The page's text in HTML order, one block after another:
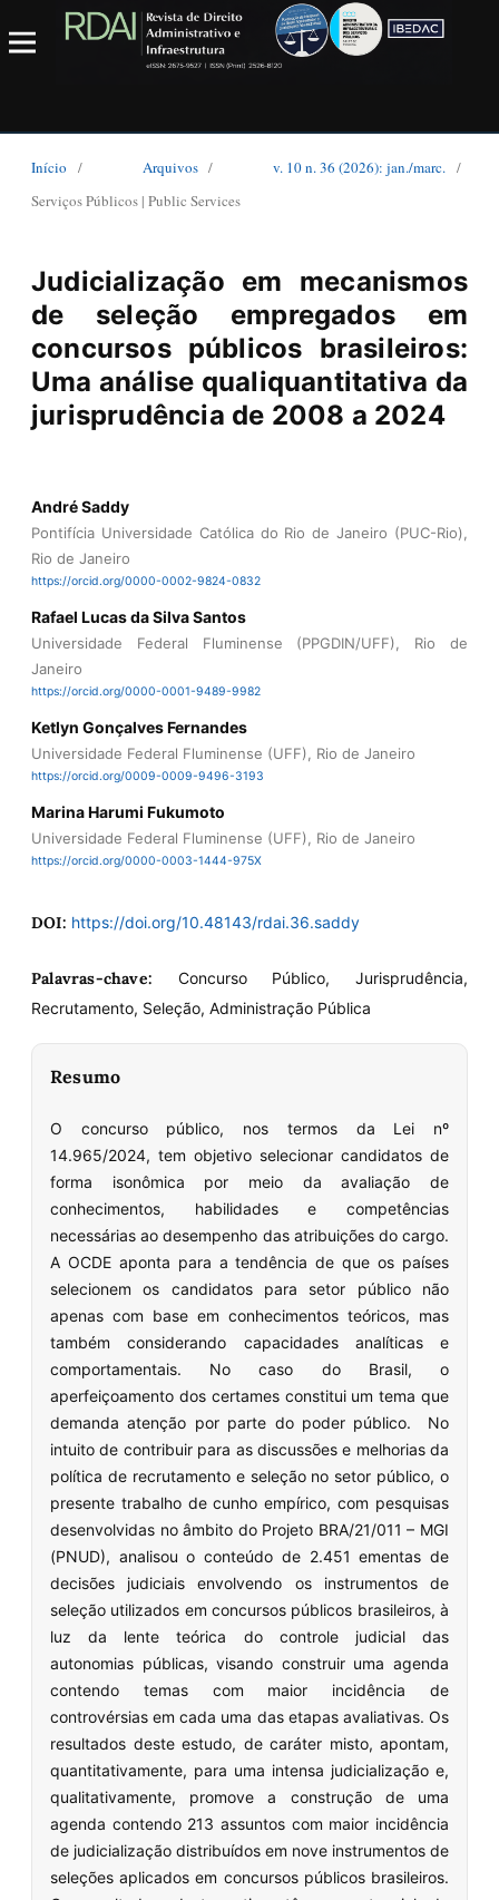
Início / Arquivos / v. 10 n. 36 (2026): jan./marc. /
Serviços Públicos | Public Services
Judicialização em mecanismos
de seleção empregados em
concursos públicos brasileiros:
Uma análise qualiquantitativa da
jurisprudência de 2008 a 2024
André Saddy
Pontifícia Universidade Católica do Rio de Janeiro (PUC-Rio),
Rio de Janeiro
https://orcid.org/0000-0002-9824-0832
Rafael Lucas da Silva Santos
Universidade Federal Fluminense (PPGDIN/UFF), Rio de
Janeiro
https://orcid.org/0000-0001-9489-9982
Ketlyn Gonçalves Fernandes
Universidade Federal Fluminense (UFF), Rio de Janeiro
https://orcid.org/0009-0009-9496-3193
Marina Harumi Fukumoto
Universidade Federal Fluminense (UFF), Rio de Janeiro
https://orcid.org/0000-0003-1444-975X
DOI: https://doi.org/10.48143/rdai.36.saddy
Palavras-chave: Concurso Público, Jurisprudência,
Recrutamento, Seleção, Administração Pública
Resumo
O concurso público, nos termos da Lei nº
14.965/2024, tem objetivo selecionar candidatos de
forma isonômica por meio da avaliação de
conhecimentos, habilidades e competências
necessárias ao desempenho das atribuições do cargo.
A OCDE aponta para a tendência de que os países
selecionem os candidatos para setor público não
apenas com base em conhecimentos teóricos, mas
também considerando capacidades analíticas e
comportamentais. No caso do Brasil, o
aperfeiçoamento dos certames constitui um tema que
demanda atenção por parte do poder público. No
intuito de contribuir para as discussões e melhorias da
política de recrutamento e seleção no setor público, o
presente trabalho de cunho empírico, com pesquisas
desenvolvidas no âmbito do Projeto BRA/21/011 – MGI
(PNUD), analisou o conteúdo de 2.451 ementas de
decisões judiciais envolvendo os instrumentos de
seleção utilizados em concursos públicos brasileiros, à
luz da lente teórica do controle judicial das
autonomias públicas, visando construir uma agenda
contendo temas com maior incidência de
controvérsias em cada uma das etapas avaliativas. Os
resultados deste estudo, de caráter misto, apontam,
quantitativamente, para uma intensa judicialização e,
qualitativamente, promove a construção de uma
agenda contendo 213 assuntos com maior incidência
de judicialização distribuídos em nove instrumentos de
seleções aplicados em concursos públicos brasileiros.